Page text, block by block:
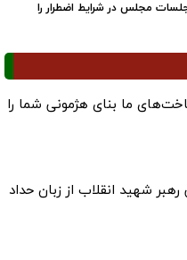
جلسات مجلس در شرایط اضطرار را
ما بنای هژمونی شما را
شهید انقلاب از زبان حداد